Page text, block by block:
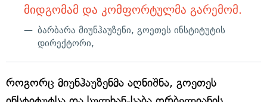
მიდგომამ და კომფორტულმა გარემომ.
ბარბარა მიუნჰაუზენი, გოეთეს ინსტიტუტის
დირექტორი,
როგორც მიუნჰაუზენმა აღნიშნა, გოეთეს